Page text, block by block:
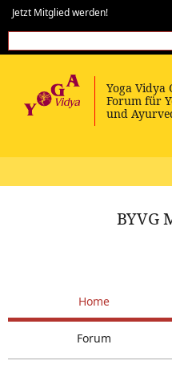
Jetzt Mitglied werden!
BYVG
Home
Forum